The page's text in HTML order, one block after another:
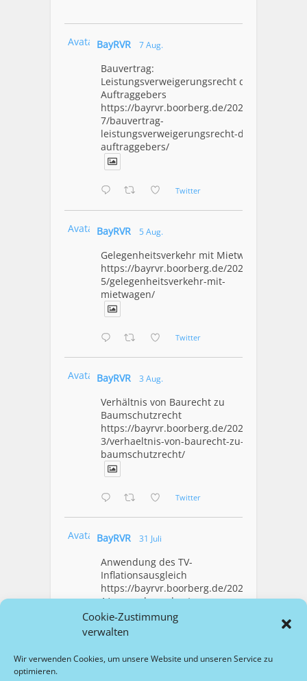
Cookie-Zustimmung
verwalten
Wir verwenden Cookies, um unsere Website und unseren Service zu
optimieren.
Avatar BayRVR 7 Aug.
Bauvertrag:
Leistungsverweigerungsrecht des
Auftraggebers
https://bayrvr.boorberg.de/2026/08/0
7/bauvertrag-
leistungsverweigerungsrecht-des-
auftraggebers/
Twitter
Avatar BayRVR 5 Aug.
Gelegenheitsverkehr mit Mietwagen
https://bayrvr.boorberg.de/2026/08/0
5/gelegenheitsverkehr-mit-
mietwagen/
Twitter
Avatar BayRVR 3 Aug.
Verhältnis von Baurecht zu
Baumschutzrecht
https://bayrvr.boorberg.de/2026/08/0
3/verhaeltnis-von-baurecht-zu-
baumschutzrecht/
Twitter
Avatar BayRVR 31 Juli
Anwendung des TV-
Inflationsausgleich
https://bayrvr.boorberg.de/2026/07/3
1/anwendung-des-tv-
inflationsausgleich/
1 Twitter